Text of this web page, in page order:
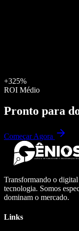
+325%
ROI Médio
Pronto para
Começar Agora
Transformando o
tecnologia. Somos
dominam o mercado.
Links